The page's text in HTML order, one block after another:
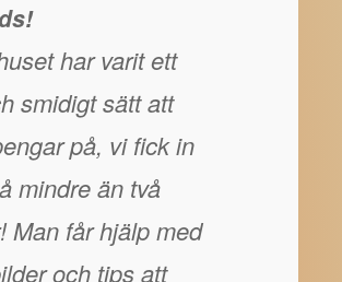
har varit ett
smidigt sätt att
på, vi fick in
mindre än två
Man får hjälp med
och tips att